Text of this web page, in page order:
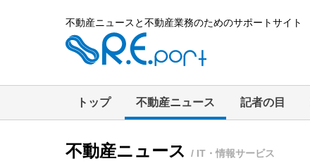
不動産ニュースと不動産業務のためのサポートサイト
トップ 不動産ニュース 記者の目
不動産ニュース / IT・情報サービス